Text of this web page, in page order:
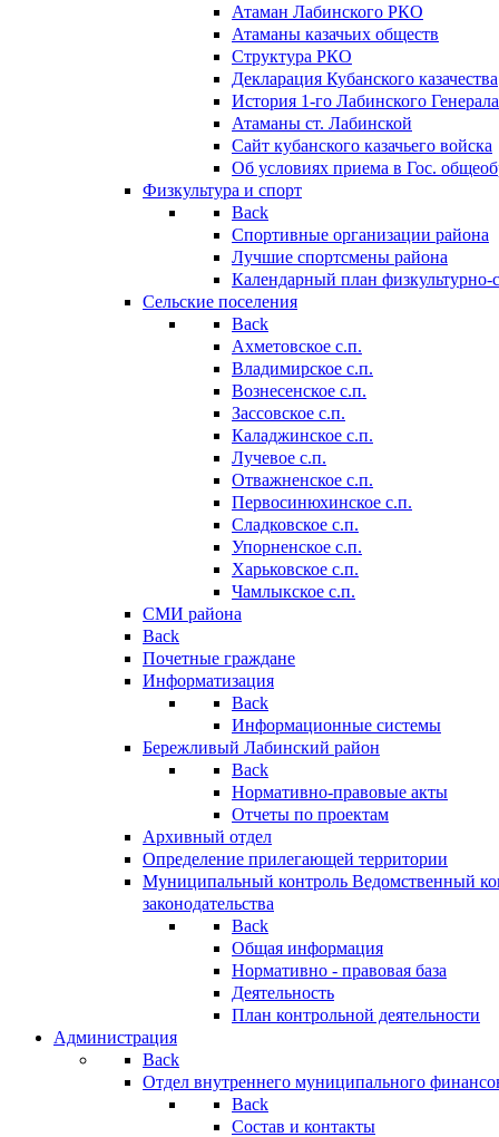
Атаман Лабинского РКО
Атаманы казачьих обществ
Структура РКО
Декларация Кубанского казачества
История 1-го Лабинского
Атаманы ст. Лабинской
Cайт кубанского казачьего войска
Об условиях приема в Гос.
Физкультура и спорт
Back
Спортивные организации района
Лучшие спортсмены района
Календарный план
Сельские поселения
Back
Ахметовское с.п.
Владимирское с.п.
Вознесенское с.п.
Зассовское с.п.
Каладжинское с.п.
Лучевое с.п.
Отважненское с.п.
Первосинюхинское с.п.
Сладковское с.п.
Упорненское с.п.
Харьковское с.п.
Чамлыкское с.п.
СМИ района
Back
Почетные граждане
Информатизация
Back
Информационные системы
Бережливый Лабинский район
Back
Нормативно-правовые акты
Отчеты по проектам
Архивный отдел
Определение прилегающей территории
Муниципальный контроль Ведомственный
законодательства
Back
Общая информация
Нормативно - правовая база
Деятельность
План контрольной деятельности
Администрация
Back
Отдел внутреннего муниципального
Back
Состав и контакты